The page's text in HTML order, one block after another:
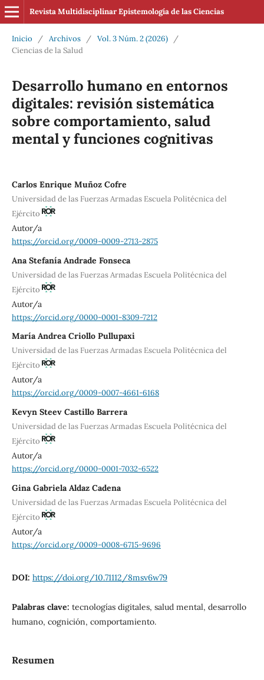
Revista Multidisciplinar Epistemología de las Ciencias
Inicio / Archivos / Vol. 3 Núm. 2 (2026)
/
Ciencias de la Salud
Desarrollo humano en entornos
digitales: revisión sistemática
sobre comportamiento, salud
mental y funciones cognitivas
Carlos Enrique Muñoz Cofre
Universidad de las Fuerzas Armadas Escuela Politécnica del
Ejército
Autor/a
https://orcid.org/0009-0009-2713-2875
Ana Stefanía Andrade Fonseca
Universidad de las Fuerzas Armadas Escuela Politécnica del
Ejército
Autor/a
https://orcid.org/0000-0001-8309-7212
María Andrea Criollo Pullupaxi
Universidad de las Fuerzas Armadas Escuela Politécnica del
Ejército
Autor/a
https://orcid.org/0009-0007-4661-6168
Kevyn Steev Castillo Barrera
Universidad de las Fuerzas Armadas Escuela Politécnica del
Ejército
Autor/a
https://orcid.org/0000-0001-7032-6522
Gina Gabriela Aldaz Cadena
Universidad de las Fuerzas Armadas Escuela Politécnica del
Ejército
Autor/a
https://orcid.org/0009-0008-6715-9696
DOI: https://doi.org/10.71112/8msv6w79
Palabras clave: tecnologías digitales, salud mental, desarrollo
humano, cognición, comportamiento.
Resumen